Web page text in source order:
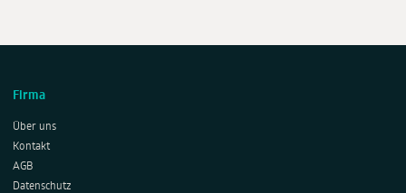
Firma
Über uns
Kontakt
AGB
Datenschutz